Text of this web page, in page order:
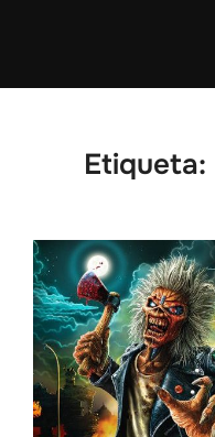
Etiqueta: